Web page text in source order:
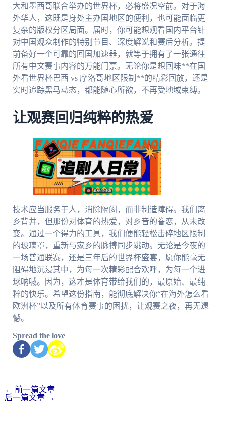
大和墨西哥联合举办的世界杯，必将盛况空前。对于海
外华人，这既是身处主办国地区的便利，也可能面临更
复杂的版权分区局面。届时，你可能想观看国内平台针
对中国观众制作的特别节目、深度解说和赛后分析。提
前备好一个可靠的回国加速器，就等于拥有了一张通往
所有中文赛事内容的万能门票。无论你是想回味**在国
外看世界杯巴西 vs 摩洛哥地区限制**的精彩回放，还是
实时追踪黑马动态，都能随心所欲，不再受地域束缚。
让观赛回归纯粹的热爱
技术应当服务于人，消除隔阂，而非制造障碍。我们离
乡背井，但那份对体育的热爱，对乡音的眷恋，从未改
变。通过一个得力的工具，我们便能轻松击碎地区限制
的玻璃罩，重新与家乡的脉搏同步跳动。无论是今夜的
一场普通联赛，还是三年后的世界杯盛宴，愿你能毫无
阻碍地沉浸其中，为每一次精彩配合欢呼，为每一个进
球呐喊。因为，这才是体育带给我们的，最原始、最纯
粹的快乐。希望这份指南，能彻底解决你“在海外怎么看
欧洲杯”以及所有体育赛事的困扰，让观赛之夜，再无遗
憾。
Spread the love
← 前一篇文章
后一篇文章 →